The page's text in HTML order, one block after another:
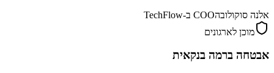
אלנה סוקולובהCOO ב-TechFlow
מוכן לארגונים
אבטחה ברמה בנקאית